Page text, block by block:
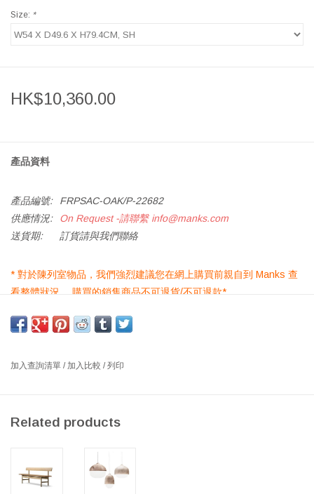
Size: *
HK$10,360.00
產品資料
產品編號:
FRPSAC-OAK/P-22682
供應情況:
On Request -請聯繫info@manks.com
送貨期:
訂貨請與我們聯絡
* 對於陳列室物品，我們強烈建議您在網上購買前親自到 Manks 查
看整體狀況。 購買的銷售商品不可退貨/不可退款*
*如遇缺貨，請按加入查詢清單
尺寸: 寬54 X 深49.6 X 高79.4厘米, 座位高度:45厘米
直立的實木框架，POST扶手椅體現了設計師Cecilie Manz簡約的丹
麥設計原則。巧妙的椅臂設計最大程度地節省了空間，提供了椅個
舒適寬大的座位。POST椅子看起來幹凈利落，可運用到任何餐廳，
酒店，私人家庭或公司內部設計。膠合板的座椅和背面設計增加微
妙的特點，可選用皮革或織物座椅軟墊。
加入查詢清單 / 加入比較 /列印
Related products